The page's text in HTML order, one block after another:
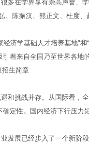
多在学界享有崇高声誉、
、陈振汉、熊正文、杜度
济学基础人才培养基地”
着来自全国乃至世界各地
和挑战并存。从国际看，
定性。国内经济下行压
发展已经步入了一个新阶